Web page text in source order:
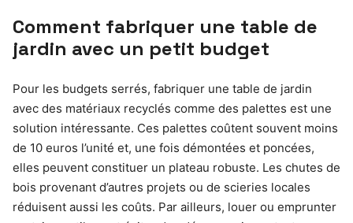
Comment fabriquer une table de
jardin avec un petit budget
Pour les budgets serrés, fabriquer une table de jardin
avec des matériaux recyclés comme des palettes est une
solution intéressante. Ces palettes coûtent souvent moins
de 10 euros l’unité et, une fois démontées et poncées,
elles peuvent constituer un plateau robuste. Les chutes de
bois provenant d’autres projets ou de scieries locales
réduisent aussi les coûts. Par ailleurs, louer ou emprunter